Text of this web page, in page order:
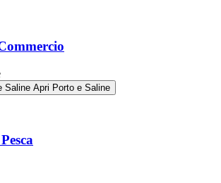
Saline Apri Porto e Saline